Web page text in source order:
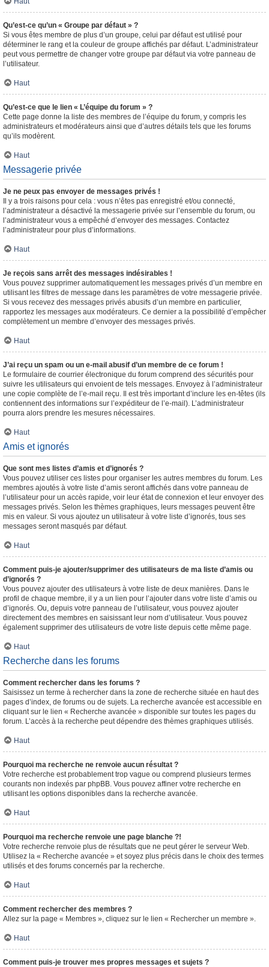
Qu’est-ce qu’un « Groupe par défaut » ?
Si vous êtes membre de plus d’un groupe, celui par défaut est utilisé pour
déterminer le rang et la couleur de groupe affichés par défaut. L’administrateur
peut vous permettre de changer votre groupe par défaut via votre panneau de
l’utilisateur.
Haut
Qu’est-ce que le lien « L’équipe du forum » ?
Cette page donne la liste des membres de l’équipe du forum, y compris les
administrateurs et modérateurs ainsi que d’autres détails tels que les forums
qu’ils modèrent.
Haut
Messagerie privée
Je ne peux pas envoyer de messages privés !
Il y a trois raisons pour cela : vous n’êtes pas enregistré et/ou connecté,
l’administrateur a désactivé la messagerie privée sur l’ensemble du forum, ou
l’administrateur vous a empêché d’envoyer des messages. Contactez
l’administrateur pour plus d’informations.
Haut
Je reçois sans arrêt des messages indésirables !
Vous pouvez supprimer automatiquement les messages privés d’un membre en
utilisant les filtres de message dans les paramètres de votre messagerie privée.
Si vous recevez des messages privés abusifs d’un membre en particulier,
rapportez les messages aux modérateurs. Ce dernier a la possibilité d’empêcher
complètement un membre d’envoyer des messages privés.
Haut
J’ai reçu un spam ou un e-mail abusif d’un membre de ce forum !
Le formulaire de courrier électronique du forum comprend des sécurités pour
suivre les utilisateurs qui envoient de tels messages. Envoyez à l’administrateur
une copie complète de l’e-mail reçu. Il est très important d’inclure les en-têtes (ils
contiennent des informations sur l’expéditeur de l’e-mail). L’administrateur
pourra alors prendre les mesures nécessaires.
Haut
Amis et ignorés
Que sont mes listes d’amis et d’ignorés ?
Vous pouvez utiliser ces listes pour organiser les autres membres du forum. Les
membres ajoutés à votre liste d’amis seront affichés dans votre panneau de
l’utilisateur pour un accès rapide, voir leur état de connexion et leur envoyer des
messages privés. Selon les thèmes graphiques, leurs messages peuvent être
mis en valeur. Si vous ajoutez un utilisateur à votre liste d’ignorés, tous ses
messages seront masqués par défaut.
Haut
Comment puis-je ajouter/supprimer des utilisateurs de ma liste d’amis ou
d’ignorés ?
Vous pouvez ajouter des utilisateurs à votre liste de deux manières. Dans le
profil de chaque membre, il y a un lien pour l’ajouter dans votre liste d’amis ou
d’ignorés. Ou, depuis votre panneau de l’utilisateur, vous pouvez ajouter
directement des membres en saisissant leur nom d’utilisateur. Vous pouvez
également supprimer des utilisateurs de votre liste depuis cette même page.
Haut
Recherche dans les forums
Comment rechercher dans les forums ?
Saisissez un terme à rechercher dans la zone de recherche située en haut des
pages d’index, de forums ou de sujets. La recherche avancée est accessible en
cliquant sur le lien « Recherche avancée » disponible sur toutes les pages du
forum. L’accès à la recherche peut dépendre des thèmes graphiques utilisés.
Haut
Pourquoi ma recherche ne renvoie aucun résultat ?
Votre recherche est probablement trop vague ou comprend plusieurs termes
courants non indexés par phpBB. Vous pouvez affiner votre recherche en
utilisant les options disponibles dans la recherche avancée.
Haut
Pourquoi ma recherche renvoie une page blanche ?!
Votre recherche renvoie plus de résultats que ne peut gérer le serveur Web.
Utilisez la « Recherche avancée » et soyez plus précis dans le choix des termes
utilisés et des forums concernés par la recherche.
Haut
Comment rechercher des membres ?
Allez sur la page « Membres », cliquez sur le lien « Rechercher un membre ».
Haut
Comment puis-je trouver mes propres messages et sujets ?